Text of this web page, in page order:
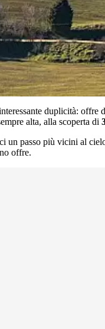
duplicità:
alta, alla scoperta di
un passo più vicini al
offre.